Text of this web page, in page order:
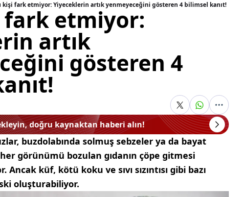
kişi fark etmiyor: Yiyeceklerin artık yenmeyeceğini gösteren 4 bilimsel kanıt!
fark etmiyor:
artık
gösteren 4
doğru kaynaktan haberi alın!
buzdolabında solmuş sebzeler ya da bayat
görünümü bozulan gıdanın çöpe gitmesi
küf, kötü koku ve sıvı sızıntısı gibi bazı
oluşturabiliyor.